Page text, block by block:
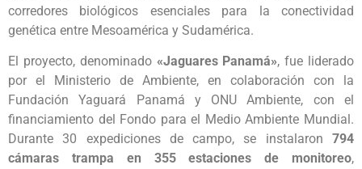
corredores biológicos esenciales para la conectividad
genética entre Mesoamérica y Sudamérica.
El proyecto, denominado «Jaguares Panamá», fue liderado
por el Ministerio de Ambiente, en colaboración con la
Fundación Yaguará Panamá y ONU Ambiente, con el
financiamiento del Fondo para el Medio Ambiente Mundial.
Durante 30 expediciones de campo, se instalaron 794
cámaras trampa en 355 estaciones de monitoreo,